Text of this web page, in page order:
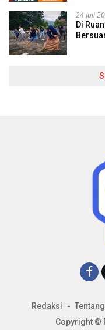
24 Juli
Di
Redaksi
Copyright ©